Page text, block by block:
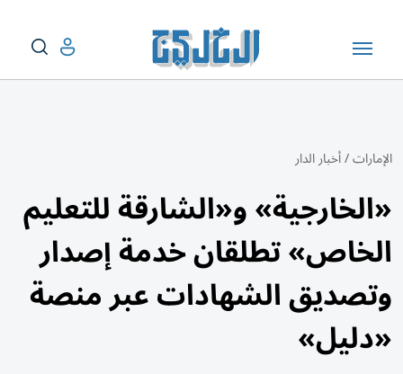
الإمارات/أخبار الدار
«الخارجية» و«الشارقة للتعليم
الخاص» تطلقان خدمة إصدار
وتصديق الشهادات عبر منصة
«دليل»